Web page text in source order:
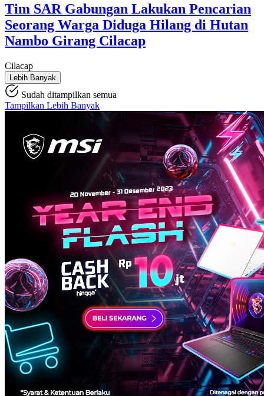
Tim SAR Gabungan Lakukan Pencarian
Seorang Warga Diduga Hilang di Hutan
Nambo Girang Cilacap
Cilacap
Lebih Banyak
Sudah ditampilkan semua
Tampilkan Lebih Banyak